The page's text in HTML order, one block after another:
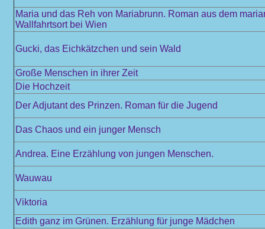
Maria und das Reh von Mariabrunn. Roman aus dem
Wallfahrtsort bei Wien
Gucki, das Eichkätzchen und sein Wald
Große Menschen in ihrer Zeit
Die Hochzeit
Der Adjutant des Prinzen. Roman für die Jugend
Das Chaos und ein junger Mensch
Andrea. Eine Erzählung von jungen Menschen.
Wauwau
Viktoria
Edith ganz im Grünen. Erzählung für junge Mädchen